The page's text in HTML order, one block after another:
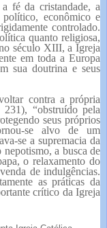
fé da cristandade, a
econômico e
controlado.
quanto religiosa,
século XIII, a Igreja
em toda a Europa
sua doutrina e seus
contra a própria
“obstruído pela
seus próprios
se alvo de um
se a supremacia da
a busca de
o relaxamento do
de indulgências.
as práticas da
crítico da Igreja